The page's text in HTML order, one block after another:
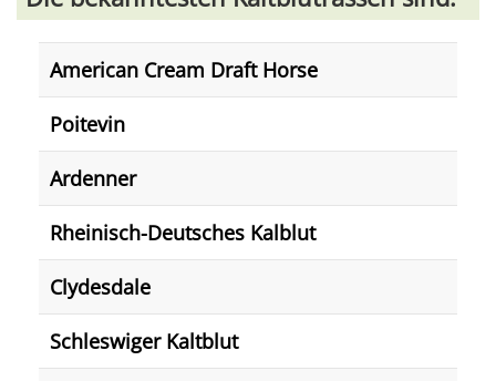
American Cream Draft Horse
Poitevin
Ardenner
Rheinisch-Deutsches Kalblut
Clydesdale
Schleswiger Kaltblut